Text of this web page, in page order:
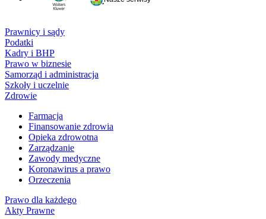
Prawnicy i sądy
Podatki
Kadry i BHP
Prawo w biznesie
Samorząd i administracja
Szkoły i uczelnie
Zdrowie
Farmacja
Finansowanie zdrowia
Opieka zdrowotna
Zarządzanie
Zawody medyczne
Koronawirus a prawo
Orzeczenia
Prawo dla każdego
Akty Prawne